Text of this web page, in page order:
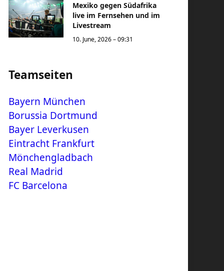
Mexiko gegen Südafrika
live im Fernsehen und im
Livestream
10. June, 2026 – 09:31
Teamseiten
Bayern München
Borussia Dortmund
Bayer Leverkusen
Eintracht Frankfurt
Mönchengladbach
Real Madrid
FC Barcelona